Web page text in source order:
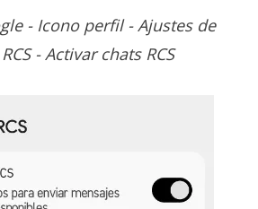
- Icono perfil - Ajustes de
- Activar chats RCS